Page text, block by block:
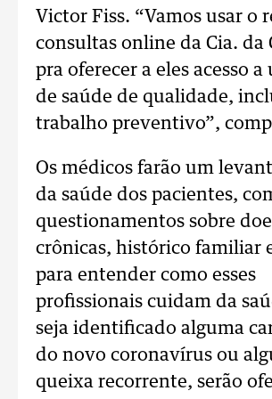
Victor Fiss. “Vamos usar o
consultas online da Cia. da
pra oferecer a eles acesso a
de saúde de qualidade,
trabalho preventivo”,
Os médicos farão um
da saúde dos pacientes,
questionamentos sobre
crônicas, histórico familiar
para entender como esses
profissionais cuidam da
seja identificado alguma
do novo coronavírus ou
queixa recorrente, serão